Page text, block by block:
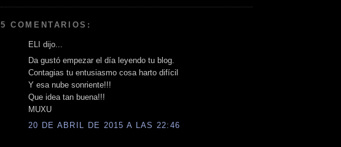
5 COMENTARIOS:
ELI dijo...
Da gustó empezar el día leyendo tu blog.
Contagias tu entusiasmo cosa harto difícil
Y esa nube sonriente!!!
Que idea tan buena!!!
MUXU
20 DE ABRIL DE 2015 A LAS 22:46